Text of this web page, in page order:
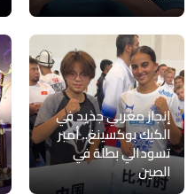
إنجاز مغربي جديد في
الكيك بوكسينغ.. أمبر
تسودالي بطلة في
الصين